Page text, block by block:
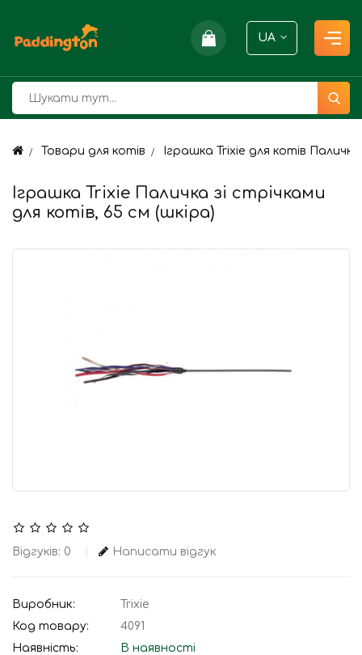
UA
Товари для котів Іграшка Trixie для котів
Іграшка Trixie Паличка зі стрічками
для котів, 65 см (шкіра)
Відгуків: 0 Написати відгук
Виробник:
Trixie
Код товару:
4091
Наявність:
В наявності